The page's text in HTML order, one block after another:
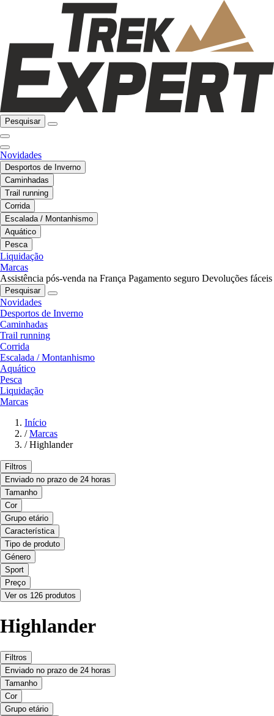
Pesquisar
Novidades
Desportos de Inverno
Caminhadas
Trail running
Corrida
Escalada / Montanhismo
Aquático
Pesca
Liquidação
Marcas
Assistência pós-venda na França Pagamento seguro Devoluções fáceis
Pesquisar
Novidades
Desportos de Inverno
Caminhadas
Trail running
Corrida
Escalada / Montanhismo
Aquático
Pesca
Liquidação
Marcas
Início
/ Marcas
/ Highlander
Filtros
Enviado no prazo de 24 horas
Tamanho
Cor
Grupo etário
Característica
Tipo de produto
Género
Sport
Preço
Ver os 126 produtos
Highlander
Filtros
Enviado no prazo de 24 horas
Tamanho
Cor
Grupo etário